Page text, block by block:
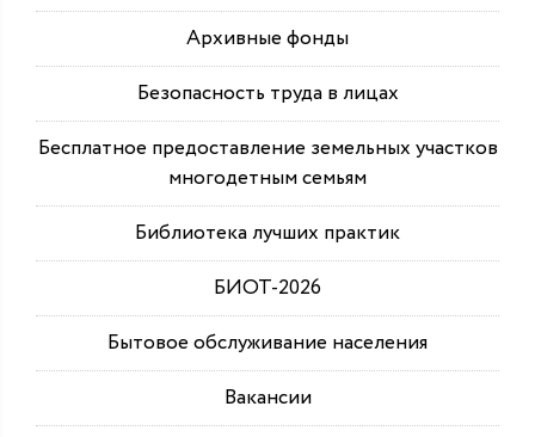
Архивные фонды
Безопасность труда в лицах
Бесплатное предоставление земельных участков
многодетным семьям
Библиотека лучших практик
БИОТ-2026
Бытовое обслуживание населения
Вакансии